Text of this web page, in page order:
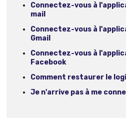
Connectez-vous à
mail
Connectez-vous à
Gmail
Connectez-vous à
Facebook
Comment restaurer le
Je n'arrive pas à me